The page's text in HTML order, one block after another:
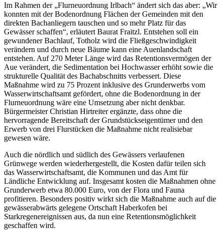
Im Rahmen der „Flurneuordnung Irlbach“ ändert sich das aber: „Wir
konnten mit der Bodenordnung Flächen der Gemeinden mit den
direkten Bachanliegern tauschen und so mehr Platz für das
Gewässer schaffen“, erläutert Baurat Fraitzl. Entstehen soll ein
gewundener Bachlauf, Totholz wird die Fließgeschwindigkeit
verändern und durch neue Bäume kann eine Auenlandschaft
entstehen. Auf 270 Meter Länge wird das Retentionsvermögen der
Aue verändert, die Sedimentation bei Hochwasser erhöht sowie die
strukturelle Qualität des Bachabschnitts verbessert. Diese
Maßnahme wird zu 75 Prozent inklusive des Grunderwerbs vom
Wasserwirtschaftsamt gefördert, ohne die Bodenordnung in der
Flurneuordnung wäre eine Umsetzung aber nicht denkbar.
Bürgermeister Christian Hirtreiter ergänzte, dass ohne die
hervorragende Bereitschaft der Grundstückseigentümer und den
Erwerb von drei Flurstücken die Maßnahme nicht realisiebar
gewesen wäre.
Auch die nördlich und südlich des Gewässers verlaufenen
Grünwege werden wiederhergestellt, die Kosten dafür teilen sich
das Wasserwirtschaftsamt, die Kommunen und das Amt für
Ländliche Entwicklung auf. Insgesamt kosten die Maßnahmen ohne
Grunderwerb etwa 80.000 Euro, von der Flora und Fauna
profitieren. Besonders positiv wirkt sich die Maßnahme auch auf die
gewässerabwärts gelegene Ortschaft Haberkofen bei
Starkregenereignissen aus, da nun eine Retentionsmöglichkeit
geschaffen wird.